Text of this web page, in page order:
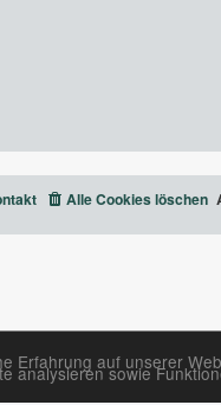
Erfahrung auf unserer
analysieren sowie
Alle Cookies löschen